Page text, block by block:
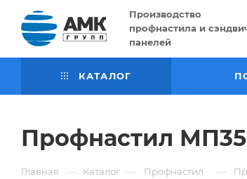
Производство
профнастила и
панелей
КАТАЛОГ
Профнастил
Главная — Каталог — Профнастил —